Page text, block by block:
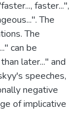
faster...",
The
The
can be
later..." and
speeches,
negative
of implicative